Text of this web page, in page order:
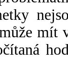
mít